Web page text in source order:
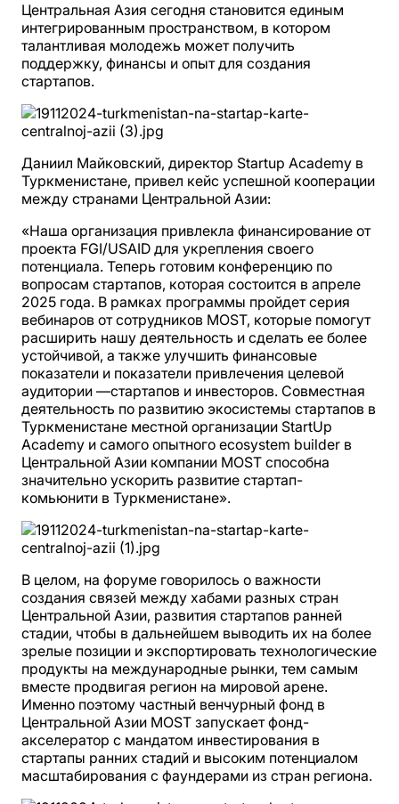
Центральная Азия сегодня становится единым
интегрированным пространством, в котором
талантливая молодежь может получить
поддержку, финансы и опыт для создания
стартапов.
Даниил Майковский, директор Startup Academy в
Туркменистане, привел кейс успешной кооперации
между странами Центральной Азии:
«Наша организация привлекла финансирование от
проекта FGI/USAID для укрепления своего
потенциала. Теперь готовим конференцию по
вопросам стартапов, которая состоится в апреле
2025 года. В рамках программы пройдет серия
вебинаров от сотрудников MOST, которые помогут
расширить нашу деятельность и сделать ее более
устойчивой, а также улучшить финансовые
показатели и показатели привлечения целевой
аудитории —стартапов и инвесторов. Совместная
деятельность по развитию экосистемы стартапов в
Туркменистане местной организации StartUp
Academy и самого опытного ecosystem builder в
Центральной Азии компании MOST способна
значительно ускорить развитие стартап-
комьюнити в Туркменистане».
В целом, на форуме говорилось о важности
создания связей между хабами разных стран
Центральной Азии, развития стартапов ранней
стадии, чтобы в дальнейшем выводить их на более
зрелые позиции и экспортировать технологические
продукты на международные рынки, тем самым
вместе продвигая регион на мировой арене.
Именно поэтому частный венчурный фонд в
Центральной Азии MOST запускает фонд-
акселератор с мандатом инвестирования в
стартапы ранних стадий и высоким потенциалом
масштабирования с фаундерами из стран региона.